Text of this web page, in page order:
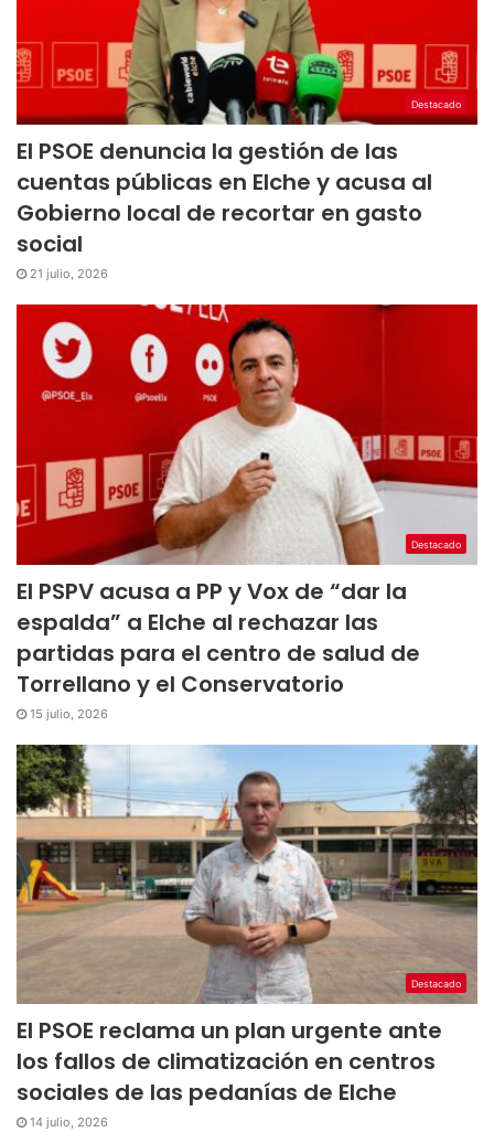
Destacado
El PSOE denuncia la gestión de las
cuentas públicas en Elche y acusa al
Gobierno local de recortar en gasto
social
21 julio, 2026
Destacado
El PSPV acusa a PP y Vox de “dar la
espalda” a Elche al rechazar las
partidas para el centro de salud de
Torrellano y el Conservatorio
15 julio, 2026
Destacado
El PSOE reclama un plan urgente ante
los fallos de climatización en centros
sociales de las pedanías de Elche
14 julio, 2026